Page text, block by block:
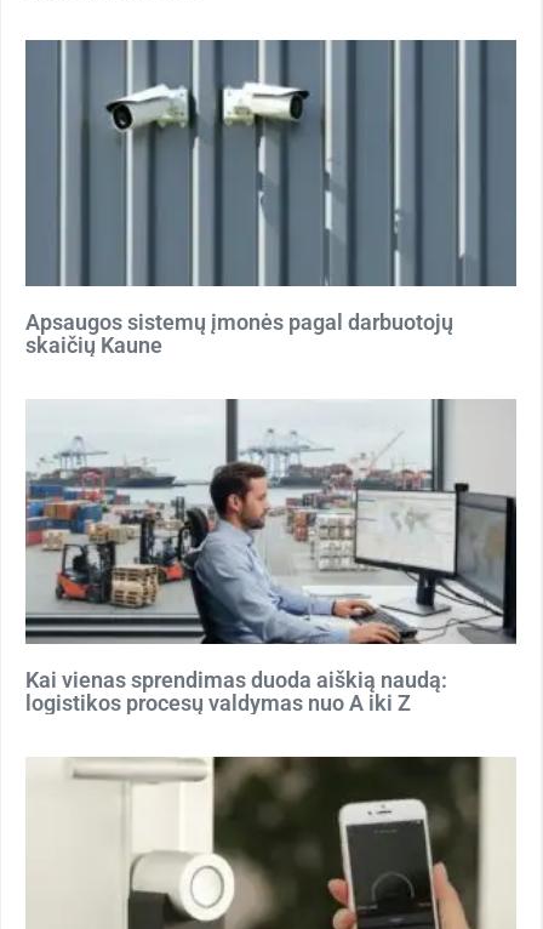
Apsaugos sistemų įmonės pagal darbuotojų
skaičių Kaune
Kai vienas sprendimas duoda aiškią naudą:
logistikos procesų valdymas nuo A iki Z